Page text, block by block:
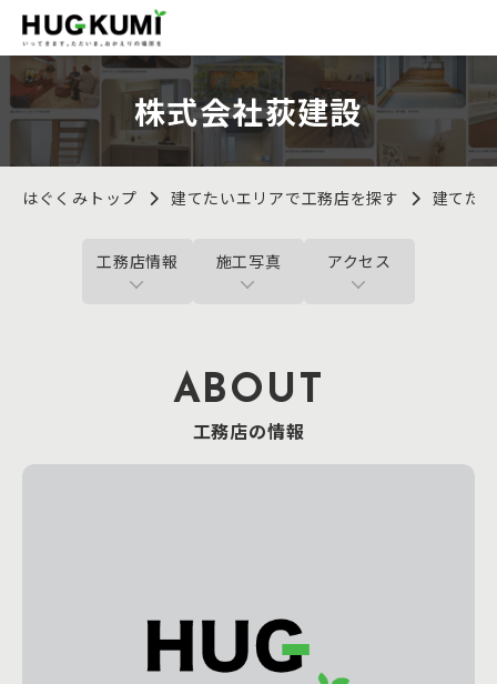
株式会社荻建設
はぐくみトップ 建てたいエリアで工務店を探す 建てた
工務店情報 施工写真 アクセス
ABOUT
工務店の情報